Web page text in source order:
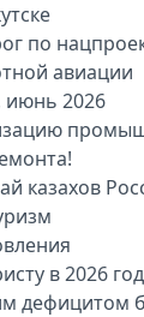
по
авиации
июнь 2026
казахов
в 2026
дефицитом